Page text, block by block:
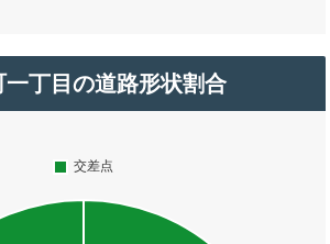
丁目の道路形状割合